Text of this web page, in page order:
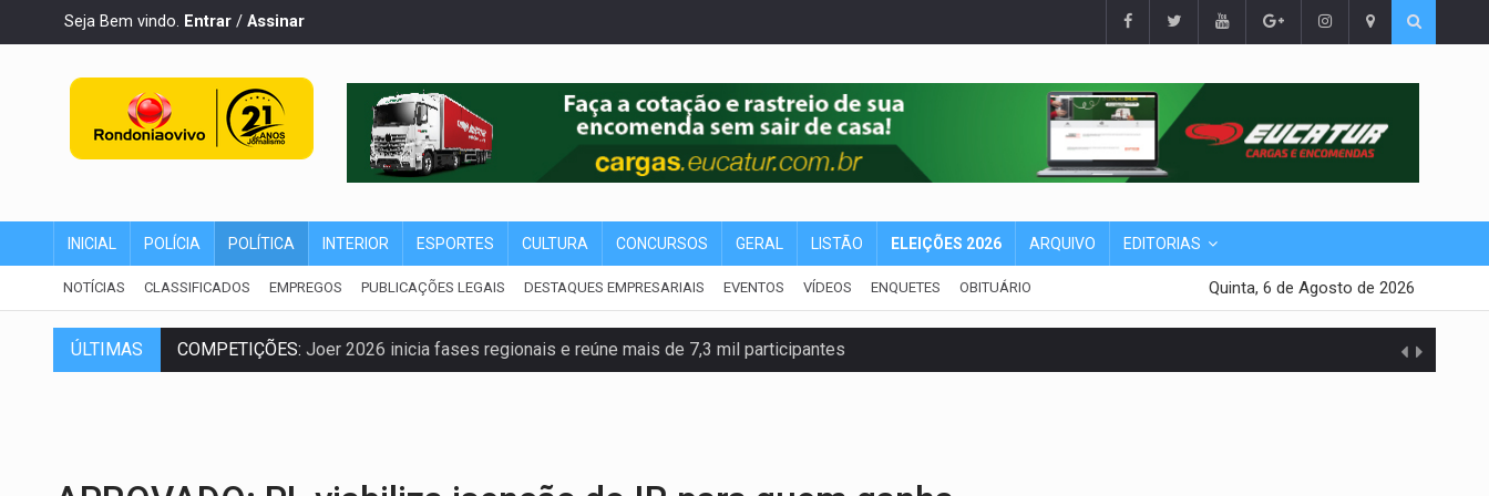
Seja Bem vindo. Entrar / Assinar
INICIAL POLÍCIA POLÍTICA INTERIOR ESPORTES CULTURA CONCURSOS GERAL LISTÃO ELEIÇÕES 2026 ARQUIVO EDITORIAS
NOTÍCIAS CLASSIFICADOS EMPREGOS PUBLICAÇÕES LEGAIS DESTAQUES EMPRESARIAIS EVENTOS VÍDEOS ENQUETES OBITUÁRIO Quinta, 6 de Agosto de 2026
ÚLTIMAS
Moradores denunciam escuridão e insegurança na Estrada dos Periquitos